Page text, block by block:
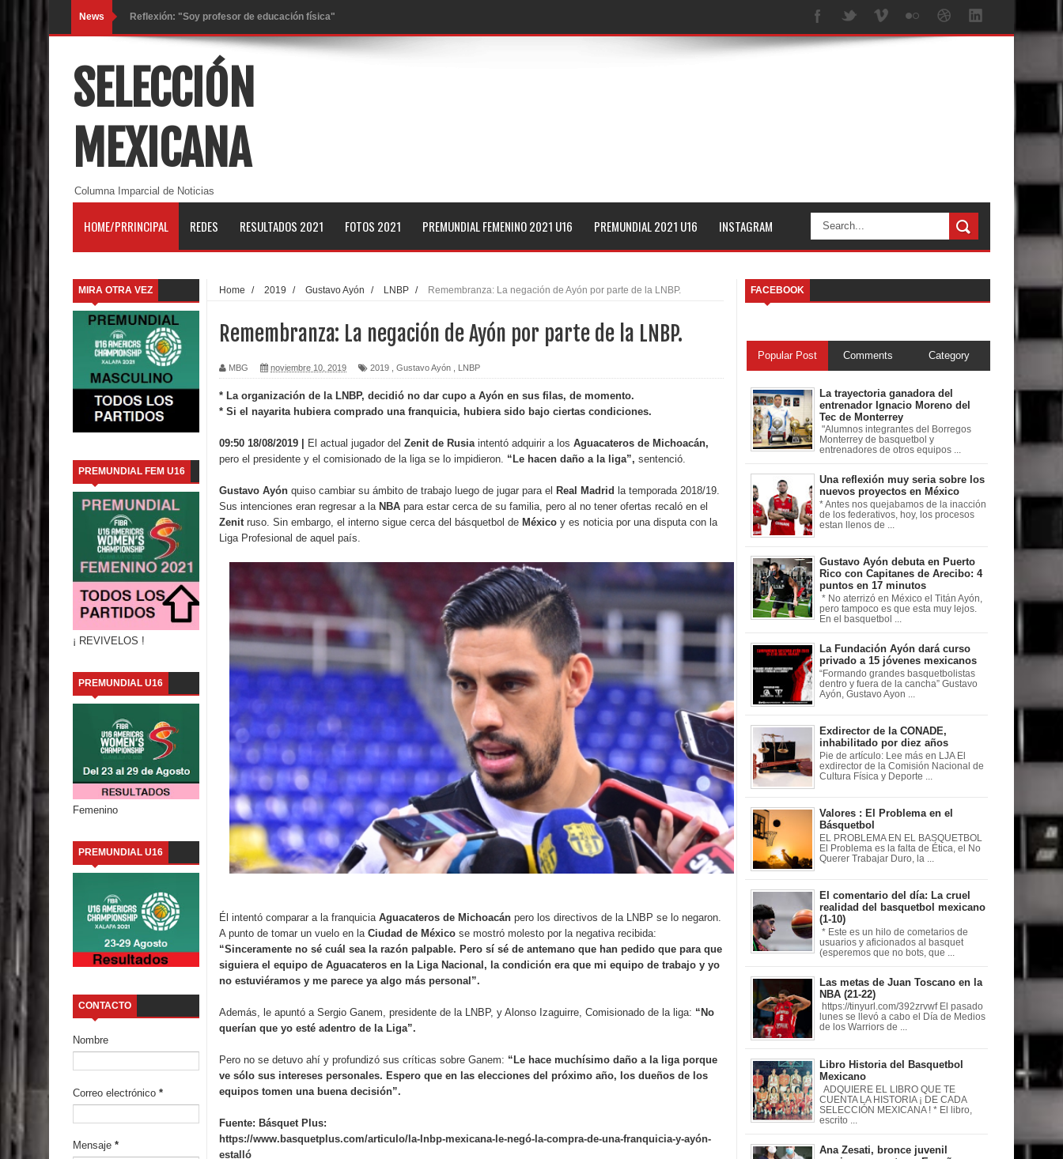
News Reflexión: "Soy profesor de educación física"
Trayectoria de Manuel Raga, el máximo exponente azteca
Ana Zesati, bronce juvenil mexicana ya esta en España
Ramón Díaz y Capitanes listos para el reto de la G-League
Juan Anderson: "Stephen Curry es el mejor jugador de la NBA"
La liga femenil de baloncesto de Chihuahua tendrá 7 equipos en 2021
Gustavo Ayón debuta en Puerto Rico con Capitanes de Arecibo: 4 puntos en 17 minutos
Consideran que hay fuga de talentos en Hidalgo
El equipo campeón 3x3 nacional u18 ¡Conocélas!
Una reflexión de las tantas que hay en el basquetbol mexicano
La larga lista de 20 colaboradores en la selección u16, bronce en el premundial 2021
PreMundial u16 2021 : Revive todos los partidos
México ya tiene rivales para la Copa del Mundo 2023
La LNBP será la primer liga 100% vacunada
Chiapas: Entrenadora Diana Amezcua renuncia a Ademeba Chiapas
Adriana Ramírez, una mujer entregada al básquetbol
Valores : El Problema en el Básquetbol
SELECCIÓN
MEXICANA
Columna Imparcial de Noticias
HOME/PRRINCIPAL REDES RESULTADOS 2021 FOTOS 2021 PREMUNDIAL FEMENINO 2021 U16 PREMUNDIAL 2021 U16 INSTAGRAM
MIRA OTRA VEZ
PREMUNDIAL FEM U16
¡ REVIVELOS !
PREMUNDIAL U16
Femenino
PREMUNDIAL U16
CONTACTO
Nombre
Correo electrónico *
Mensaje *
Home / 2019 / Gustavo Ayón / LNBP / Remembranza: La negación de Ayón por parte de la LNBP.
Remembranza: La negación de Ayón por parte de la LNBP.
MBG noviembre 10, 2019 2019 Gustavo Ayón LNBP
* La organización de la LNBP, decidió no dar cupo a Ayón en sus filas, de momento.
* Si el nayarita hubiera comprado una franquicia, hubiera sido bajo ciertas condiciones.
09:50 18/08/2019 | El actual jugador del Zenit de Rusiaintentó adquirir a los Aguacateros de Michoacán,
pero el presidente y el comisionado de la liga se lo impidieron. “Le hacen daño a la liga”, sentenció.
Gustavo Ayón quiso cambiar su ámbito de trabajo luego de jugar para el Real Madrid la temporada 2018/19.
Sus intenciones eran regresar a la NBA para estar cerca de su familia, pero al no tener ofertas recaló en el
Zenitruso. Sin embargo, el interno sigue cerca del básquetbol de México y es noticia por una disputa con la
Liga Profesional de aquel país.
Él intentó comparar a la franquicia Aguacateros de Michoacán pero los directivos de la LNBP se lo negaron.
A punto de tomar un vuelo en la Ciudad de México se mostró molesto por la negativa recibida:
“Sinceramente no sé cuál sea la razón palpable. Pero sí sé de antemano que han pedido que para que
siguiera el equipo de Aguacateros en la Liga Nacional, la condición era que mi equipo de trabajo y yo
no estuviéramos y me parece ya algo más personal”.
Además, le apuntó a Sergio Ganem, presidente de la LNBP, y Alonso Izaguirre, Comisionado de la liga: “No
querían que yo esté adentro de la Liga”.
Pero no se detuvo ahí y profundizó sus críticas sobre Ganem: “Le hace muchísimo daño a la liga porque
ve sólo sus intereses personales. Espero que en las elecciones del próximo año, los dueños de los
equipos tomen una buena decisión”.
Fuente: Básquet Plus:
https://www.basquetplus.com/articulo/la-lnbp-mexicana-le-negó-la-compra-de-una-franquicia-y-ayón-
estalló
FACEBOOK
Popular Post Comments Category
La trayectoria ganadora del
entrenador Ignacio Moreno del
Tec de Monterrey
"Alumnos integrantes del Borregos
Monterrey de basquetbol y
entrenadores de otros equipos ...
Una reflexión muy seria sobre los
nuevos proyectos en México
* Antes nos quejabamos de la inacción
de los federativos, hoy, los procesos
estan llenos de ...
Gustavo Ayón debuta en Puerto
Rico con Capitanes de Arecibo: 4
puntos en 17 minutos
* No aterrizó en México el Titán Ayón,
pero tampoco es que esta muy lejos.
En el basquetbol ...
La Fundación Ayón dará curso
privado a 15 jóvenes mexicanos
“Formando grandes basquetbolistas
dentro y fuera de la cancha” Gustavo
Ayón, Gustavo Ayon ...
Exdirector de la CONADE,
inhabilitado por diez años
Pie de artículo: Lee más en LJA El
exdirector de la Comisión Nacional de
Cultura Física y Deporte ...
Valores : El Problema en el
Básquetbol
EL PROBLEMA EN EL BASQUETBOL
El Problema es la falta de Ética, el No
Querer Trabajar Duro, la ...
El comentario del día: La cruel
realidad del basquetbol mexicano
(1-10)
* Este es un hilo de cometarios de
usuarios y aficionados al basquet
(esperemos que no bots, que ...
Las metas de Juan Toscano en la
NBA (21-22)
https://tinyurl.com/392zrvwf El pasado
lunes se llevó a cabo el Día de Medios
de los Warriors de ...
Libro Historia del Basquetbol
Mexicano
ADQUIERE EL LIBRO QUE TE
CUENTA LA HISTORIA ¡ DE CADA
SELECCIÓN MEXICANA ! * El libro,
escrito ...
Ana Zesati, bronce juvenil